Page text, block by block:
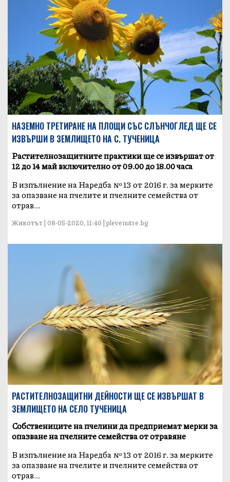
НАЗЕМНО ТРЕТИРАНЕ НА ПЛОЩИ СЪС СЛЪНЧОГЛЕД ЩЕ СЕ
ИЗВЪРШИ В ЗЕМЛИЩЕТО НА С. ТУЧЕНИЦА
Растителнозащитните практики ще се извършат от
12 до 14 май включително от 09.00 до 18.00 часа
В изпълнение на Наредба № 13 от 2016 г. за мерките
за опазване на пчелите и пчелните семейства от
отрав...
Животът | 08-05-2020, 11:40 | plevenutre.bg
РАСТИТЕЛНОЗАЩИТНИ ДЕЙНОСТИ ЩЕ СЕ ИЗВЪРШАТ В
ЗЕМЛИЩЕТО НА СЕЛО ТУЧЕНИЦА
Собствениците на пчелини да предприемат мерки за
опазване на пчелните семейства от отравяне
В изпълнение на Наредба № 13 от 2016 г. за мерките
за опазване на пчелите и пчелните семейства от
отрав...